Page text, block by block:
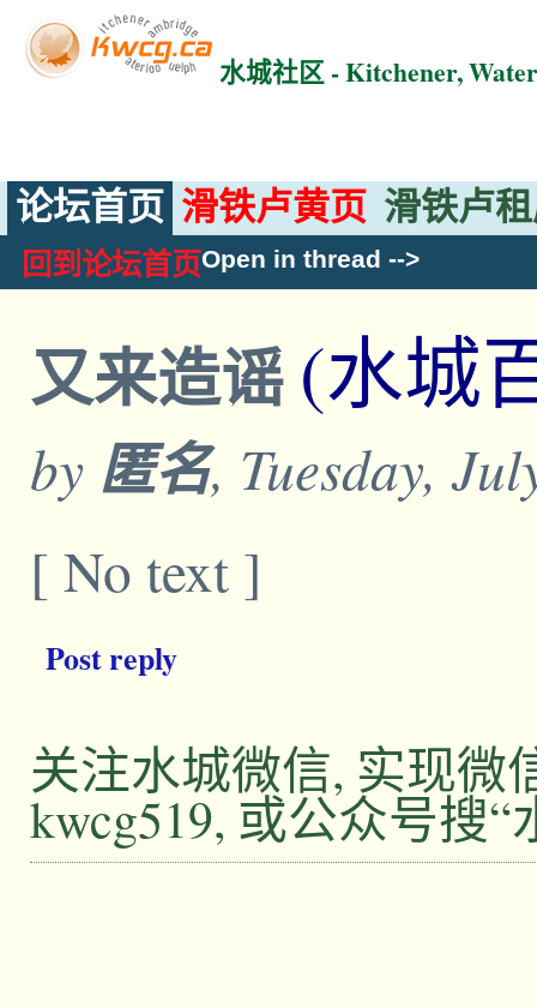
水城社区 - Kitchener,
论坛首页 滑铁卢黄页 滑铁卢
回到论坛首页Open in thread -->
又来造谣 (水城
by 匿名, Tuesday,
[ No text ]
Post reply
关注水城微信, 实现微
kwcg519, 或公众号搜“